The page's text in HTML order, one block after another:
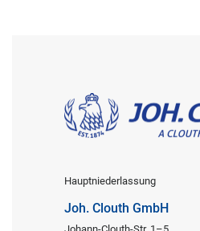
Hauptniederlassung
Joh. Clouth GmbH